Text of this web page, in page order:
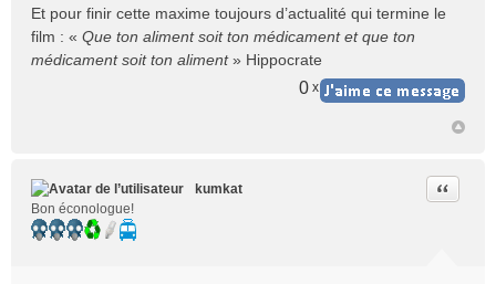
Et pour finir cette maxime toujours d’actualité qui termine le
film : « Que ton aliment soit ton médicament et que ton
médicament soit ton aliment» Hippocrate
0 x
kumkat
Bon éconologue!
Citer